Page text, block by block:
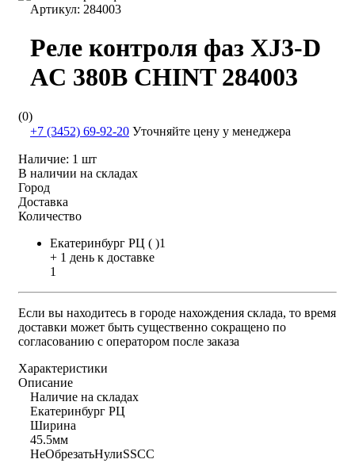
Артикул: 284003
Реле контроля фаз XJ3-D
AC 380В CHINT 284003
(0)
+7 (3452) 69-92-20 Уточняйте цену у менеджера
Наличие: 1 шт
В наличии на складах
Город
Доставка
Количество
Екатеринбург РЦ ( )1
+ 1 день к доставке
1
Если вы находитесь в городе нахождения склада, то время
доставки может быть существенно сокращено по
согласованию с оператором после заказа
Характеристики
Описание
Наличие на складах
Екатеринбург РЦ
Ширина
45.5мм
НеОбрезатьНулиSSCC